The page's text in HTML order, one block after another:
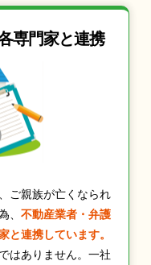
専門家と連携
ご親族が亡くなられ
、 不動産業者・弁護
と連携しています。
はありません。一社